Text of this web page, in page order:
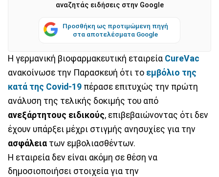
αναζητάς ειδήσεις στην Google
Προσθήκη ως προτιμώμενη πηγή
στα αποτελέσματα Google
Η γερμανική βιοφαρμακευτική εταιρεία CureVac
ανακοίνωσε την Παρασκευή ότι το εμβόλιο της
κατά της Covid-19 πέρασε επιτυχώς την πρώτη
ανάλυση της τελικής δοκιμής του από
ανεξάρτητους ειδικούς, επιβεβαιώνοντας ότι δεν
έχουν υπάρξει μέχρι στιγμής ανησυχίες για την
ασφάλεια των εμβολιασθέντων.
Η εταιρεία δεν είναι ακόμη σε θέση να
δημοσιοποιήσει στοιχεία για την